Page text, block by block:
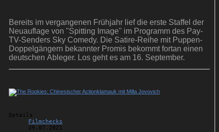
Bereits im vergangenen Frühjahr lief die erste Staffel der
Neuauflage von "Spitting Image" im Programm des Pay-
TV-Senders Sky Comedy. Die Satire-Reihe mit Puppen-
Doppelgängern bekannter Promis bekommt fortan einen
deutschen Ableger. Los geht es am 16. September.
Details
Filmchecks
29.07.2021